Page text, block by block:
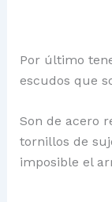
Por último
escudos que
Son de acero
tornillos de
imposible el